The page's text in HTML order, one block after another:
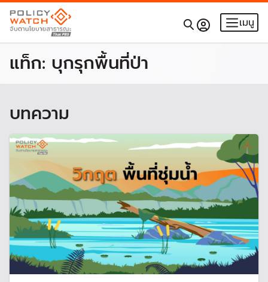
เมนู
แท็ก: บุกรุกพื้นที่ป่า
บทความ